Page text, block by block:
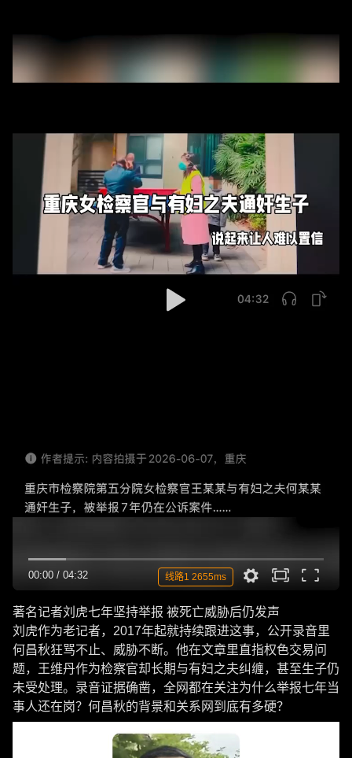
00:00 / 04:32 线路1 2655ms
著名记者刘虎七年坚持举报 被死亡威胁后仍发声
刘虎作为老记者，2017年起就持续跟进这事，公开录音里
何昌秋狂骂不止、威胁不断。他在文章里直指权色交易问
题，王维丹作为检察官却长期与有妇之夫纠缠，甚至生子仍
未受处理。录音证据确凿，全网都在关注为什么举报七年当
事人还在岗？何昌秋的背景和关系网到底有多硬？